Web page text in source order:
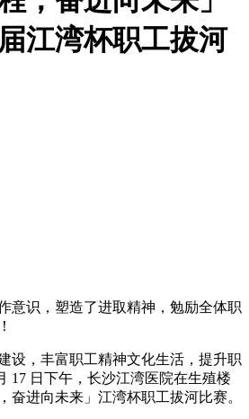
江湾杯职工拔河
意识，塑造了进取精神，勉励全体职
设，丰富职工精神文化生活，提升职
17 日下午，长沙江湾医院在生殖楼
奋进向未来」江湾杯职工拔河比赛。